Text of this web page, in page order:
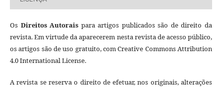
Os Direitos Autorais para artigos publicados são de direito da
revista. Em virtude da aparecerem nesta revista de acesso público,
os artigos são de uso gratuito, com Creative Commons Attribution
4.0 International License.
A revista se reserva o direito de efetuar, nos originais, alterações